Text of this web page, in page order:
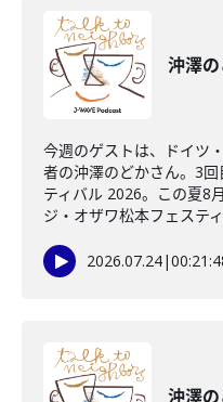
沖澤
今週のゲストは、ドイツ
者の沖澤のどかさん。3
ティバル 2026。この夏8
ジ・オザワ松本フェステ
2026.07.24|
沖澤